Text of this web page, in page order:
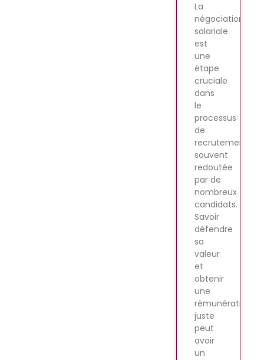
La
négociation
salariale
est
une
étape
cruciale
dans
le
processus
de
recrutement,
souvent
redoutée
par de
nombreux
candidats.
Savoir
défendre
sa
valeur
et
obtenir
une
rémunération
juste
peut
avoir
un